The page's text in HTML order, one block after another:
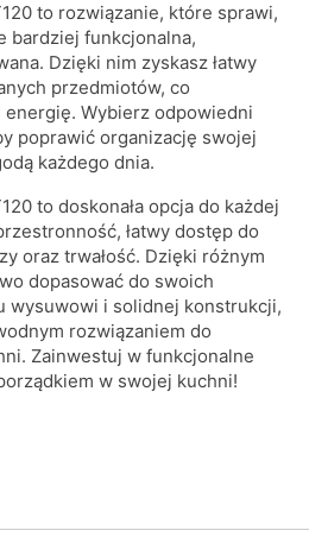
to rozwiązanie, które sprawi,
bardziej funkcjonalna,
Dzięki nim zyskasz łatwy
przedmiotów, co
energię. Wybierz odpowiedni
poprawić organizację swojej
każdego dnia.
to doskonała opcja do każdej
łatwy dostęp do
oraz trwałość. Dzięki różnym
dopasować do swoich
wysuwowi i solidnej konstrukcji,
rozwiązaniem do
Zainwestuj w funkcjonalne
w swojej kuchni!